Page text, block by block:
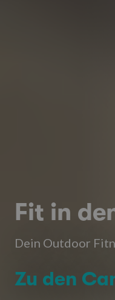
Fit in
Dein Outdoor
Zu den